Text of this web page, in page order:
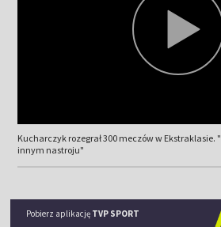
Kucharczyk rozegrał 300 meczów w Ekstraklasie.
innym nastroju"
Pobierz aplikację TVP SPORT